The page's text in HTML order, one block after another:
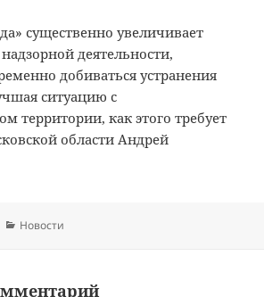
существенно увеличивает
деятельности,
добиваться устранения
ситуацию с
территории, как этого требует
области Андрей
АвторРубрики
Новости